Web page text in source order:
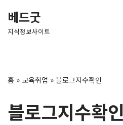
콘
건
기
베드굿
지식정보사이트
홈 » 교육취업 » 블로그지수확인
블로그지수확인